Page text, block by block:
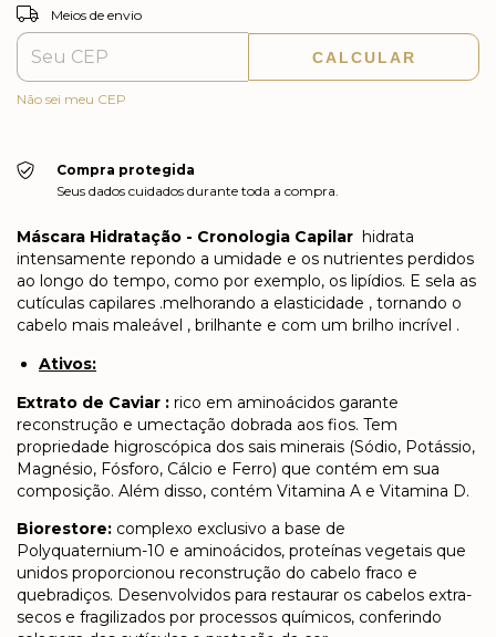
Entregas para o CEP:
Meios de envio
CALCULAR
Não sei meu CEP
Compra protegida
Seus dados cuidados durante toda a compra.
Máscara Hidratação - Cronologia Capilar hidrata
intensamente repondo a umidade e os nutrientes perdidos
ao longo do tempo, como por exemplo, os lipídios. E sela as
cutículas capilares .melhorando a elasticidade , tornando o
cabelo mais maleável , brilhante e com um brilho incrível .
Ativos:​
​Extrato de Caviar : rico em aminoácidos garante
reconstrução e umectação dobrada aos fios. Tem
propriedade higroscópica dos sais minerais (Sódio, Potássio,
Magnésio, Fósforo, Cálcio e Ferro) que contém em sua
composição. Além disso, contém Vitamina A e Vitamina D.
Biorestore: complexo exclusivo a base de
Polyquaternium-10 e aminoácidos, proteínas vegetais que
unidos proporcionou reconstrução do cabelo fraco e
quebradiços. Desenvolvidos para restaurar os cabelos extra-
secos e fragilizados por processos químicos, conferindo